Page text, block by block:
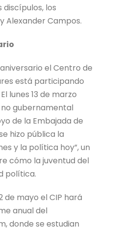
discípulos, los
Alexander Campos.
el Centro de
está participando
lunes 13 de marzo
gubernamental
de la Embajada de
hizo pública la
y la política hoy”, un
cómo la juventud del
política.
de mayo el CIP hará
anual del
donde se estudian